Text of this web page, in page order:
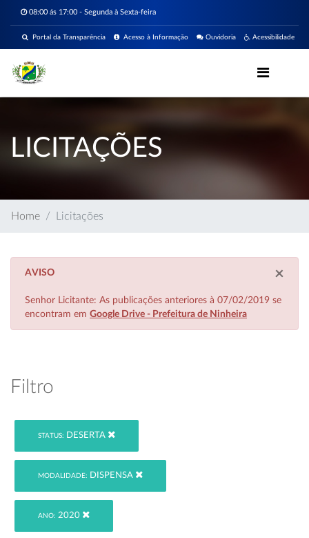
08:00 ás 17:00 - Segunda à Sexta-feira
Acessibilidade
Ouvidoria
Acesso à Informação
Portal da Transparência
LICITAÇÕES
Home Licitações
×
AVISO
Senhor Licitante: As publicações anteriores à 07/02/2019 se
encontram em Google Drive - Prefeitura de Ninheira
Filtro
STATUS: DESERTA
MODALIDADE: DISPENSA
ANO: 2020